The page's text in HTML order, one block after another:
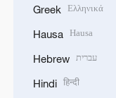
Greek Ελληνικά
Hausa Hausa
Hebrew עברית
Hindi हिन्दी